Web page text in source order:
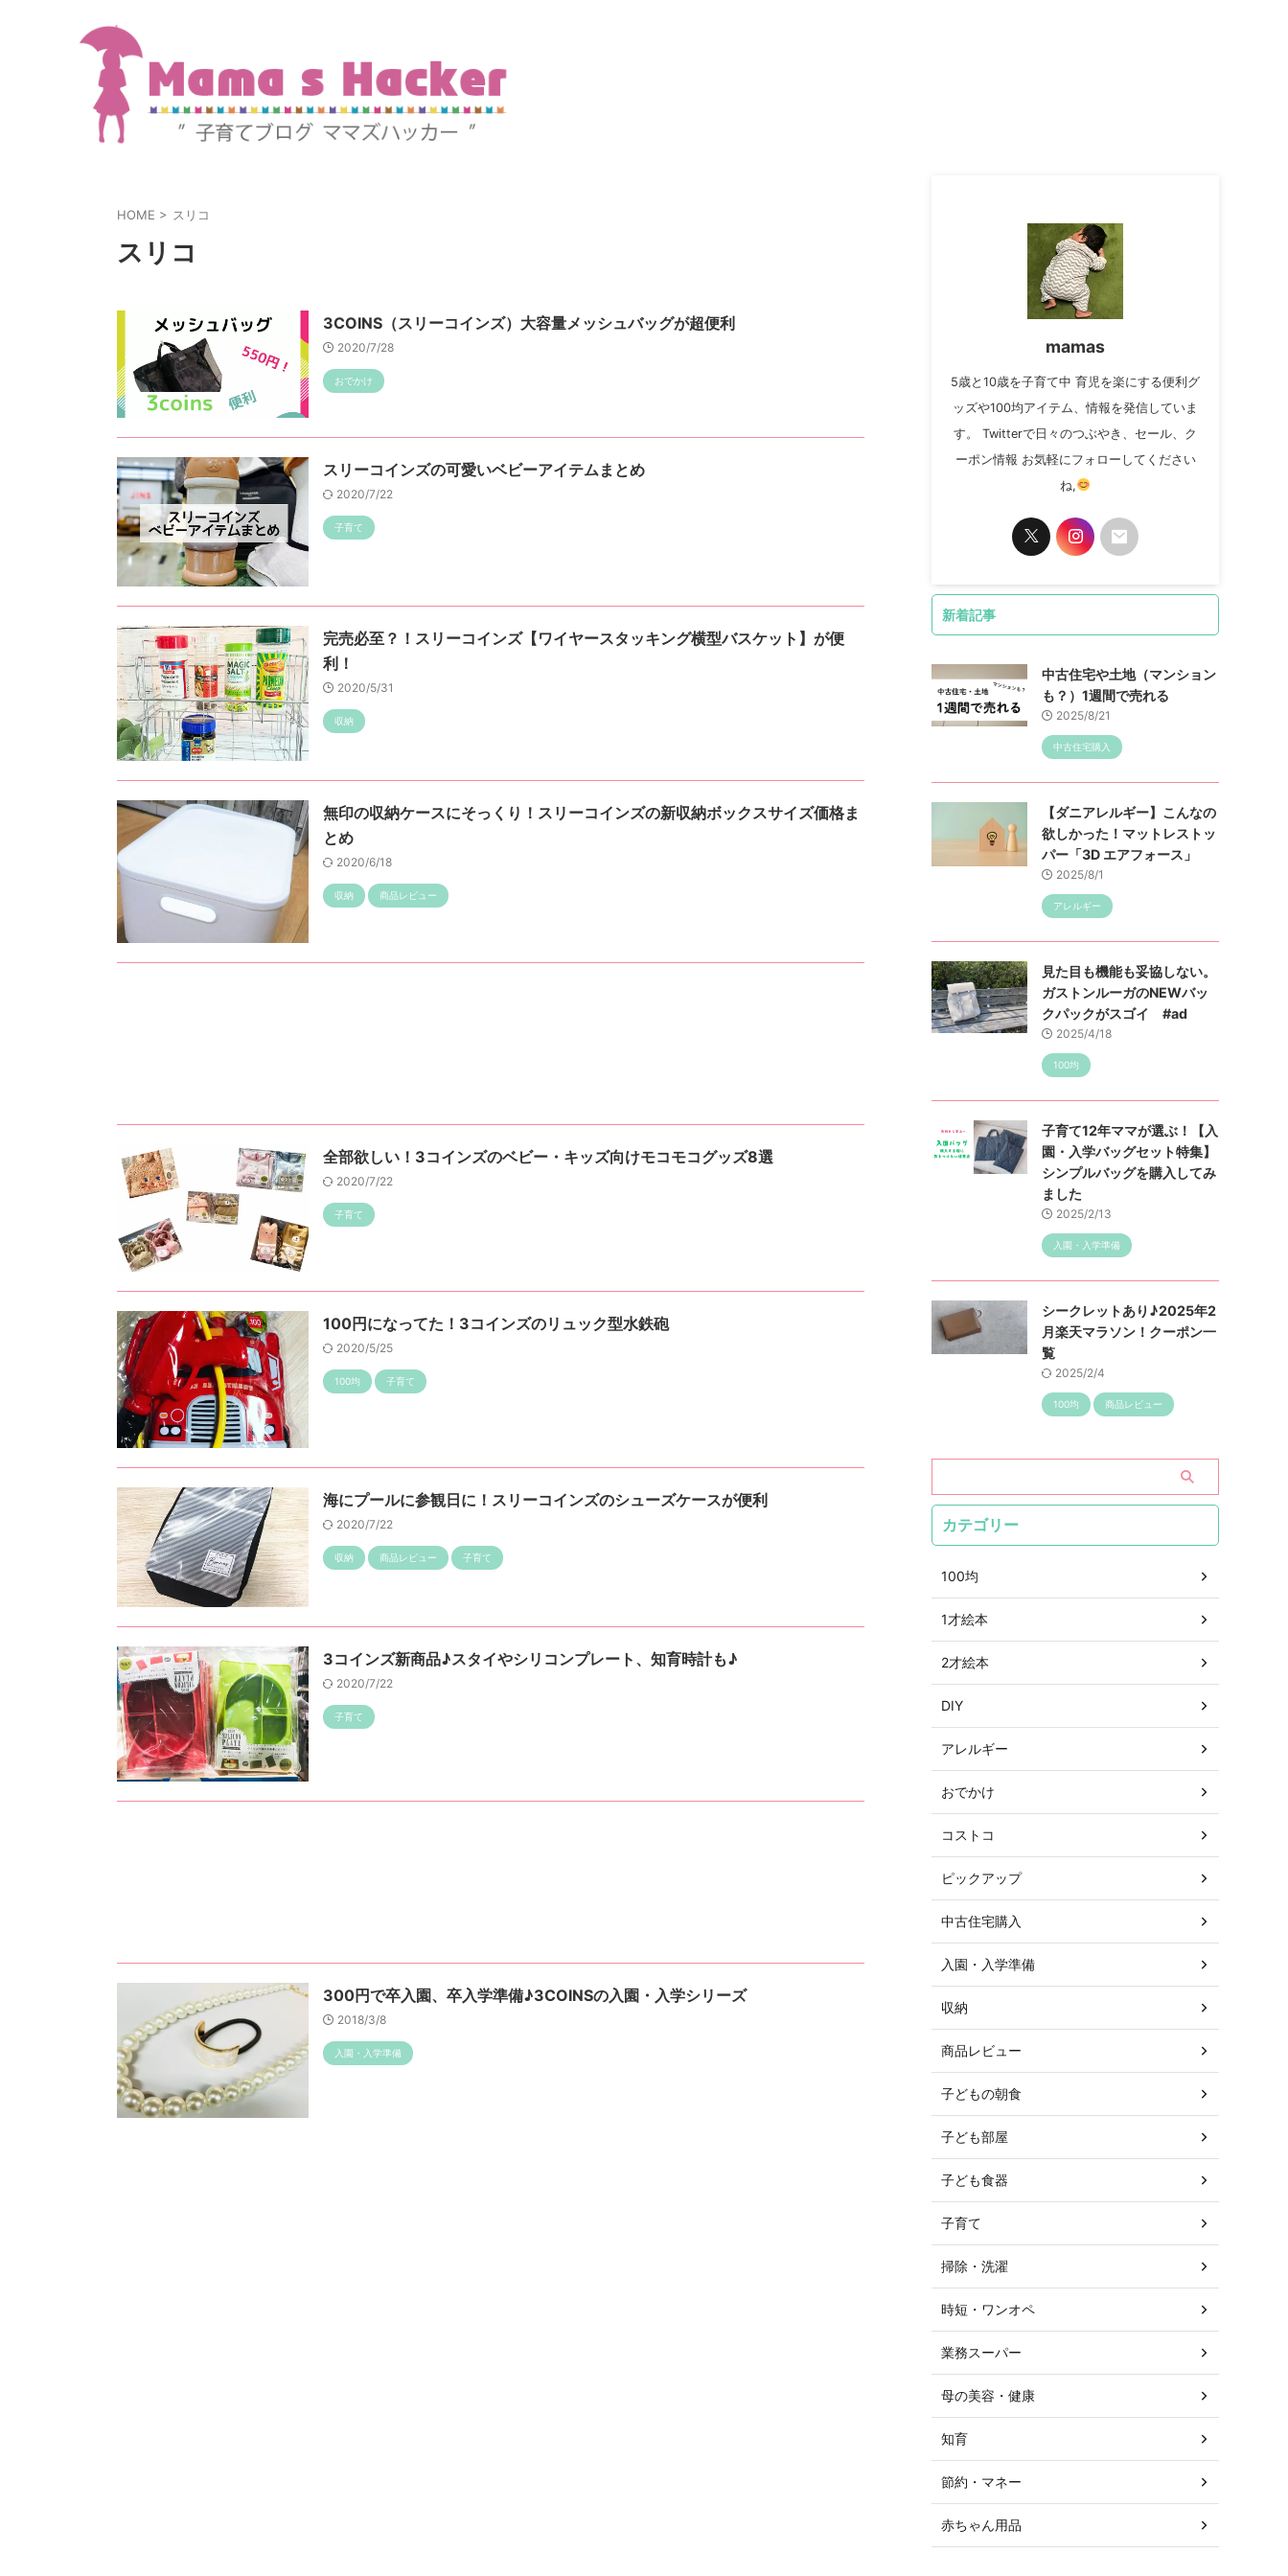
HOME > スリコ
スリコ
3COINS（スリーコインズ）大容量メッシュバッグが超便利
2020/7/28
おでかけ
スリーコインズの可愛いベビーアイテムまとめ
2020/7/22
子育て
完売必至？！スリーコインズ【ワイヤースタッキング横型バスケット】が便
利！
2020/5/31
収納
無印の収納ケースにそっくり！スリーコインズの新収納ボックスサイズ価格ま
とめ
2020/6/18
収納 商品レビュー
全部欲しい！3コインズのベビー・キッズ向けモコモコグッズ8選
2020/7/22
子育て
100円になってた！3コインズのリュック型水鉄砲
2020/5/25
100均 子育て
海にプールに参観日に！スリーコインズのシューズケースが便利
2020/7/22
収納 商品レビュー 子育て
3コインズ新商品♪スタイやシリコンプレート、知育時計も♪
2020/7/22
子育て
300円で卒入園、卒入学準備♪3COINSの入園・入学シリーズ
2018/3/8
入園・入学準備
mamas
5歳と10歳を子育て中 育児を楽にする便利グ
ッズや100均アイテム、情報を発信していま
す。 Twitterで日々のつぶやき、セール、ク
ーポン情報 お気軽にフォローしてください
ね,
新着記事
中古住宅や土地（マンション
も？）1週間で売れる
2025/8/21
中古住宅購入
【ダニアレルギー】こんなの
欲しかった！マットレストッ
パー「3D エアフォース」
2025/8/1
アレルギー
見た目も機能も妥協しない。
ガストンルーガのNEWバッ
クパックがスゴイ #ad
2025/4/18
100均
子育て12年ママが選ぶ！【入
園・入学バッグセット特集】
シンプルバッグを購入してみ
ました
2025/2/13
入園・入学準備
シークレットあり♪2025年2
月楽天マラソン！クーポン一
覧
2025/2/4
100均 商品レビュー
カテゴリー
100均
1才絵本
2才絵本
DIY
アレルギー
おでかけ
コストコ
ピックアップ
中古住宅購入
入園・入学準備
収納
商品レビュー
子どもの朝食
子ども部屋
子ども食器
子育て
掃除・洗濯
時短・ワンオペ
業務スーパー
母の美容・健康
知育
節約・マネー
赤ちゃん用品